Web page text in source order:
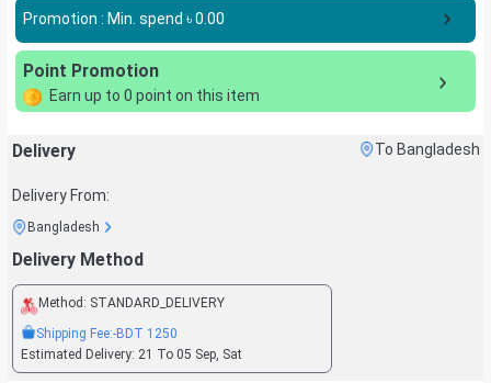
Promotion : Min. spend ৳0.00
Point Promotion
Earn up to 0 point on this item
Delivery To Bangladesh
Delivery From:
Bangladesh
Delivery Method
Method: STANDARD_DELIVERY
Shipping Fee:-BDT 1250
Estimated Delivery: 21 To 05 Sep, Sat